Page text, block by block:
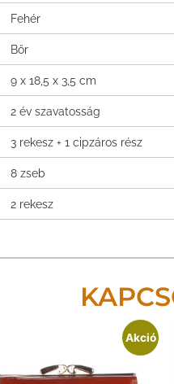
Fehér
Bőr
9 x 18,5 x 3,5 cm
2 év szavatosság
3 rekesz + 1 cipzáros rész
8 zseb
2 rekesz
Akció